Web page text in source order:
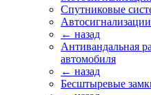
Спутниковые
← назад
Антивандальная
автомобиля
← назад
Бесштыревые